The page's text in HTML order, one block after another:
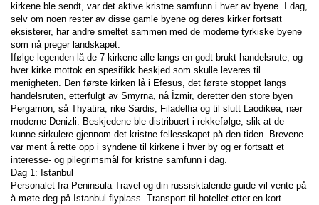
kirkene ble sendt, var det aktive kristne samfunn i hver av byene. I dag,
selv om noen rester av disse gamle byene og deres kirker fortsatt
eksisterer, har andre smeltet sammen med de moderne tyrkiske byene
som nå preger landskapet.
Ifølge legenden lå de 7 kirkene alle langs en godt brukt handelsrute, og
hver kirke mottok en spesifikk beskjed som skulle leveres til
menigheten. Den første kirken lå i Efesus, det første stoppet langs
handelsruten, etterfulgt av Smyrna, nå İzmir, deretter den store byen
Pergamon, så Thyatira, rike Sardis, Filadelfia og til slutt Laodikea, nær
moderne Denizli. Beskjedene ble distribuert i rekkefølge, slik at de
kunne sirkulere gjennom det kristne fellesskapet på den tiden. Brevene
var ment å rette opp i syndene til kirkene i hver by og er fortsatt et
interesse- og pilegrimsmål for kristne samfunn i dag.
Dag 1: Istanbul
Personalet fra Peninsula Travel og din russisktalende guide vil vente på
å møte deg på Istanbul flyplass. Transport til hotellet etter en kort